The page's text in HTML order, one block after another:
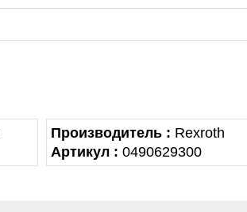
Производитель : Rexroth
Артикул : 0490629300